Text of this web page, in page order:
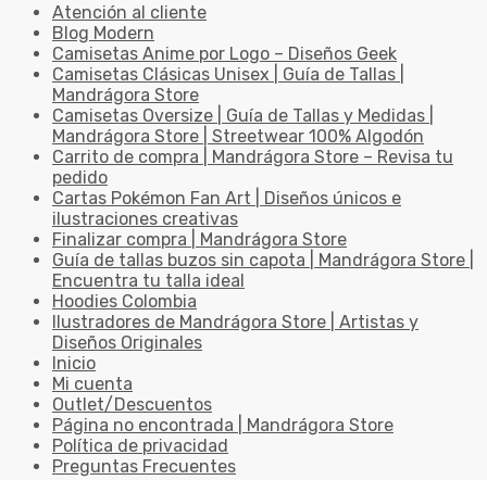
Atención al cliente
Blog Modern
Camisetas Anime por Logo – Diseños Geek
Camisetas Clásicas Unisex | Guía de Tallas |
Mandrágora Store
Camisetas Oversize | Guía de Tallas y Medidas |
Mandrágora Store | Streetwear 100% Algodón
Carrito de compra | Mandrágora Store – Revisa tu
pedido
Cartas Pokémon Fan Art | Diseños únicos e
ilustraciones creativas
Finalizar compra | Mandrágora Store
Guía de tallas buzos sin capota | Mandrágora Store |
Encuentra tu talla ideal
Hoodies Colombia
Ilustradores de Mandrágora Store | Artistas y
Diseños Originales
Inicio
Mi cuenta
Outlet/Descuentos
Página no encontrada | Mandrágora Store
Política de privacidad
Preguntas Frecuentes